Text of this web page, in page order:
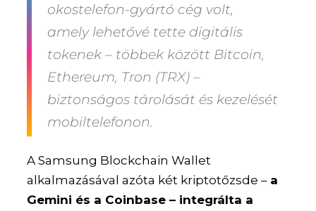
okostelefon-gyártó cég volt,
amely lehetővé tette digitális
tokenek – többek között Bitcoin,
Ethereum, Tron (TRX) –
biztonságos tárolását és kezelését
mobiltelefonon.
A Samsung Blockchain Wallet
alkalmazásával azóta két kriptotőzsde – a
Gemini és a Coinbase – integrálta a